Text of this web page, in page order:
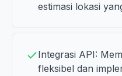
estimasi lokasi
Integrasi API:
fleksibel dan